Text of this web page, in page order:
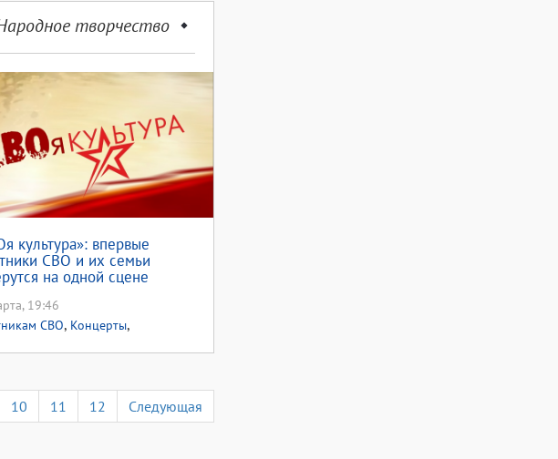
творчество
культура»: впервые
СВО и их семьи
на одной сцене
19:46
СВО, Концерты,
10 11 12 Следующая